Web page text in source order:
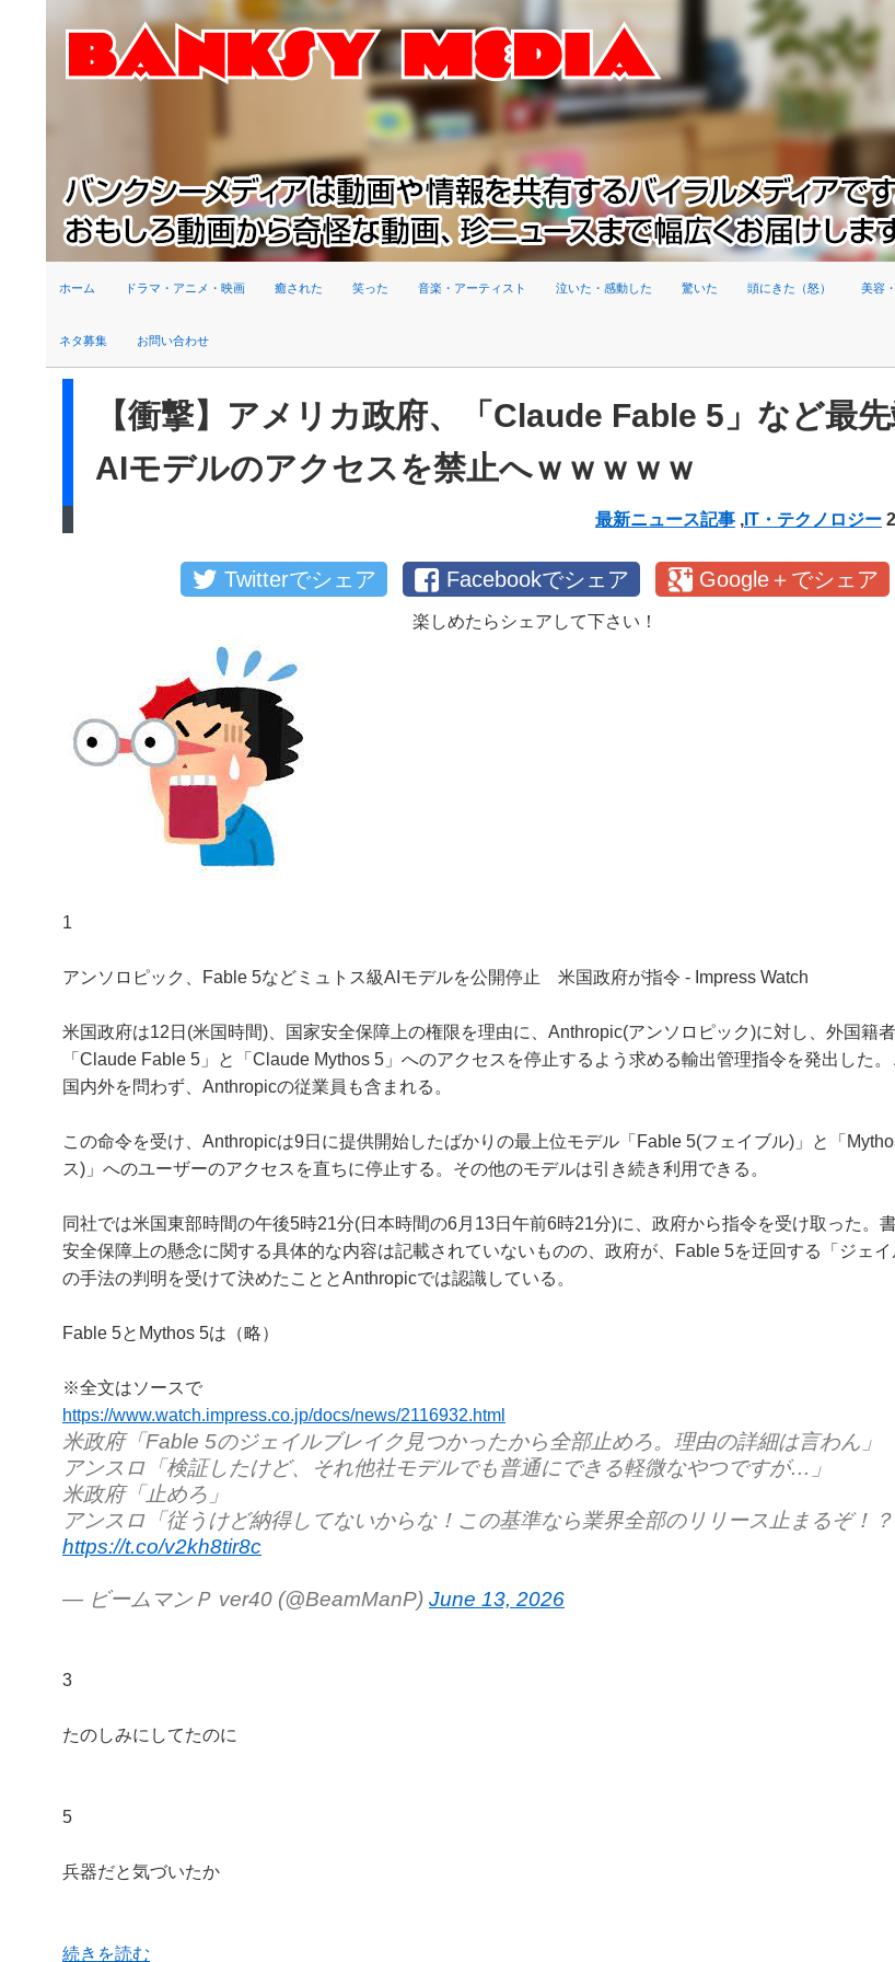
ホーム ドラマ・アニメ・映画 癒された 笑った 音楽・アーティスト 泣いた・感動した 驚いた 頭にきた（怒） 美容
ネタ募集 お問い合わせ
【衝撃】アメリカ政府、「Claude Fable 5」など最
AIモデルのアクセスを禁止へｗｗｗｗｗ
最新ニュース記事 , IT・テクノロジー
Twitterでシェア Facebookでシェア Google＋でシェア
楽しめたらシェアして下さい！
1
アンソロピック、Fable 5などミュトス級AIモデルを公開停止 米国政府が指令 - Impress Watch
米国政府は12日(米国時間)、国家安全保障上の権限を理由に、Anthropic(アンソロピック)に対し、外国籍
「Claude Fable 5」と「Claude Mythos 5」へのアクセスを停止するよう求める輸出管理指令を発出した
国内外を問わず、Anthropicの従業員も含まれる。
この命令を受け、Anthropicは9日に提供開始したばかりの最上位モデル「Fable 5(フェイブル)」と「
ス)」へのユーザーのアクセスを直ちに停止する。その他のモデルは引き続き利用できる。
同社では米国東部時間の午後5時21分(日本時間の6月13日午前6時21分)に、政府から指令を受け取った。
安全保障上の懸念に関する具体的な内容は記載されていないものの、政府が、Fable 5を迂回する「ジェイ
の手法の判明を受けて決めたこととAnthropicでは認識している。
Fable 5とMythos 5は（略）
※全文はソースで
https://www.watch.impress.co.jp/docs/news/2116932.html
米政府「Fable 5のジェイルブレイク見つかったから全部止めろ。理由の詳細は言わん」
アンスロ「検証したけど、それ他社モデルでも普通にできる軽微なやつですが…」
米政府「止めろ」
アンスロ「従うけど納得してないからな！この基準なら業界全部のリリース止まるぞ！
https://t.co/v2kh8tir8c
— ビームマンＰ ver40 (@BeamManP) June 13, 2026
3
たのしみにしてたのに
5
兵器だと気づいたか
続きを読む